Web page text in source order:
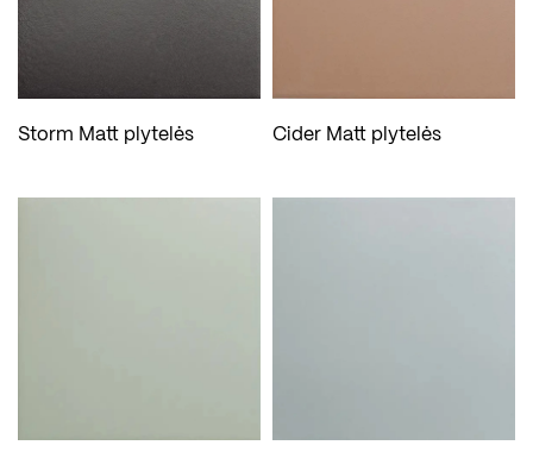
Storm Matt plytelės Cider Matt plytelės